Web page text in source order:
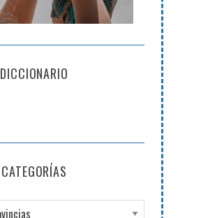
DICCIONARIO
CATEGORÍAS